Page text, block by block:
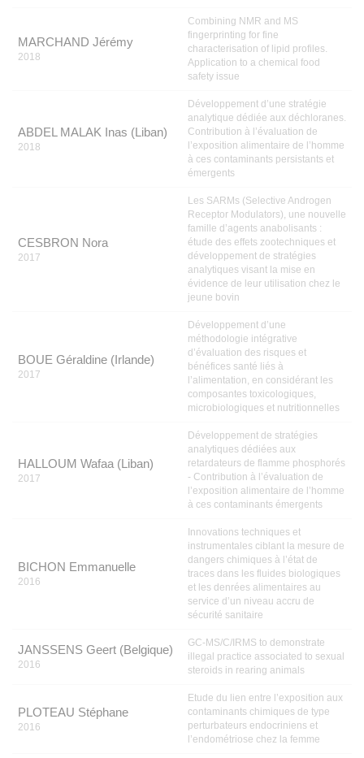
MARCHAND Jérémy
2018
Combining NMR and MS
fingerprinting for fine
characterisation of lipid profiles.
Application to a chemical food
safety issue
ABDEL MALAK Inas (Liban)
2018
Développement d’une stratégie
analytique dédiée aux déchloranes.
Contribution à l’évaluation de
l’exposition alimentaire de l’homme
à ces contaminants persistants et
émergents
CESBRON Nora
2017
Les SARMs (Selective Androgen
Receptor Modulators), une nouvelle
famille d’agents anabolisants :
étude des effets zootechniques et
développement de stratégies
analytiques visant la mise en
évidence de leur utilisation chez le
jeune bovin
BOUE Géraldine (Irlande)
2017
Développement d’une
méthodologie intégrative
d’évaluation des risques et
bénéfices santé liés à
l’alimentation, en considérant les
composantes toxicologiques,
microbiologiques et nutritionnelles
HALLOUM Wafaa (Liban)
2017
Développement de stratégies
analytiques dédiées aux
retardateurs de flamme phosphorés
- Contribution à l’évaluation de
l’exposition alimentaire de l’homme
à ces contaminants émergents
BICHON Emmanuelle
2016
Innovations techniques et
instrumentales ciblant la mesure de
dangers chimiques à l’état de
traces dans les fluides biologiques
et les denrées alimentaires au
service d’un niveau accru de
sécurité sanitaire
JANSSENS Geert (Belgique)
2016
GC-MS/C/IRMS to demonstrate
illegal practice associated to sexual
steroids in rearing animals
PLOTEAU Stéphane
2016
Etude du lien entre l’exposition aux
contaminants chimiques de type
perturbateurs endocriniens et
l’endométriose chez la femme